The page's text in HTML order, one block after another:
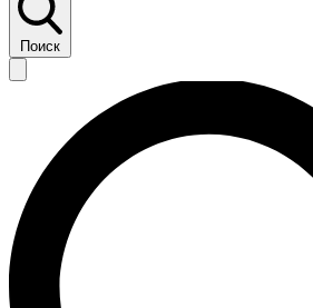
Поиск